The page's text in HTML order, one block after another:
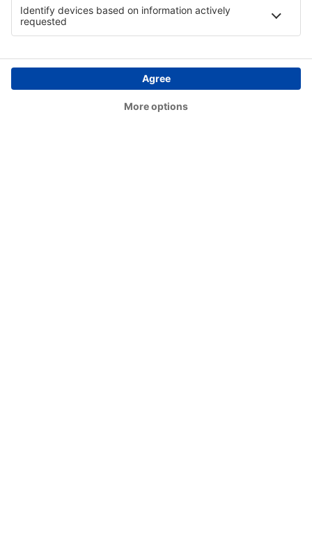
Puerto Escondido (PXM)
Santa Lucia AFB Airport (NLU)